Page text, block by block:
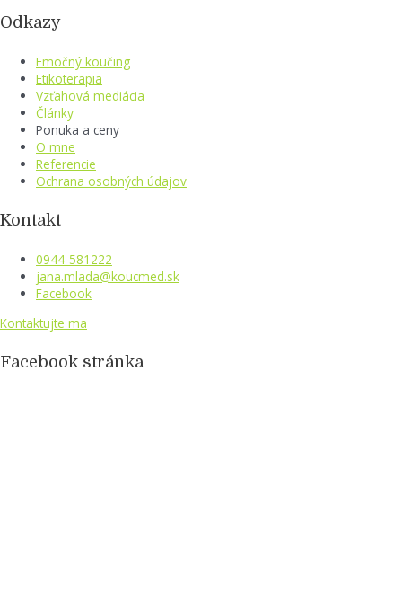
Odkazy
Emočný koučing
Etikoterapia
Vzťahová mediácia
Články
Ponuka a ceny
O mne
Referencie
Ochrana osobných údajov
Kontakt
0944-581222
jana.mlada@koucmed.sk
Facebook
Kontaktujte ma
Facebook stránka